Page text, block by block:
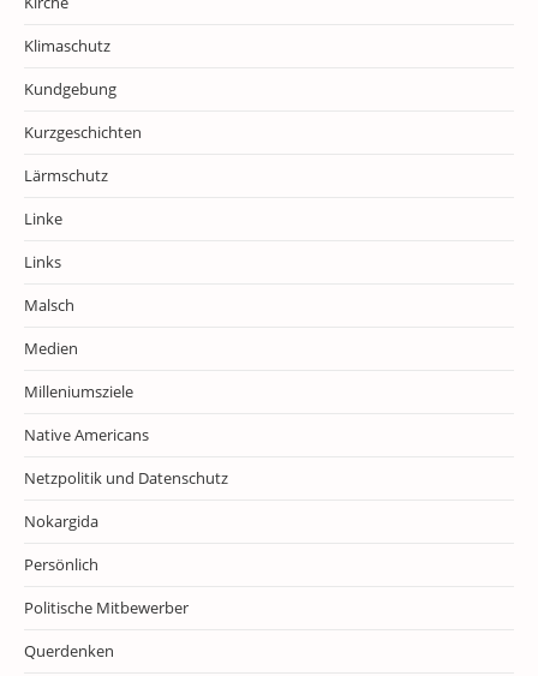
Klimaschutz
Kundgebung
Kurzgeschichten
Lärmschutz
Linke
Links
Malsch
Medien
Milleniumsziele
Native Americans
Netzpolitik und Datenschutz
Nokargida
Persönlich
Politische Mitbewerber
Querdenken